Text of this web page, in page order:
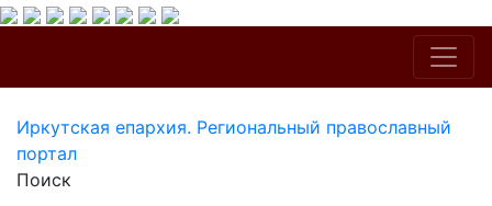
Иркутская епархия. Региональный православный
портал
Поиск